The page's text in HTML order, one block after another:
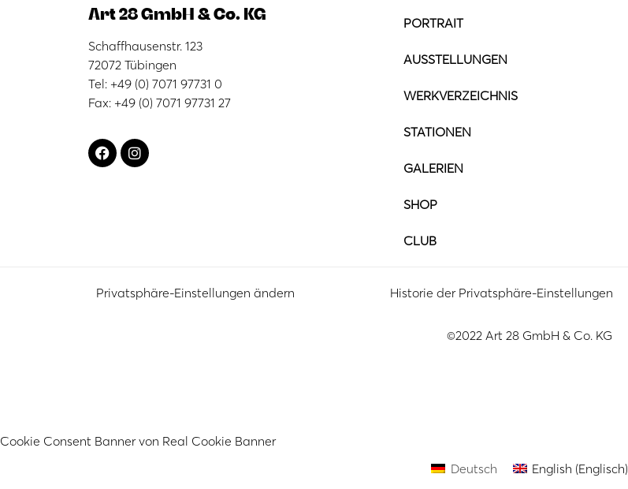
Art 28 GmbH & Co. KG
Schaffhausenstr. 123
72072 Tübingen
Tel: +49 (0) 7071 97731 0
Fax: +49 (0) 7071 97731 27
PORTRAIT
AUSSTELLUNGEN
WERKVERZEICHNIS
STATIONEN
GALERIEN
SHOP
CLUB
Privatsphäre-Einstellungen ändern Historie der Privatsphäre-Einstellungen
©2022 Art 28 GmbH & Co. KG
Cookie Consent Banner von Real Cookie Banner
Deutsch
English (Englisch)